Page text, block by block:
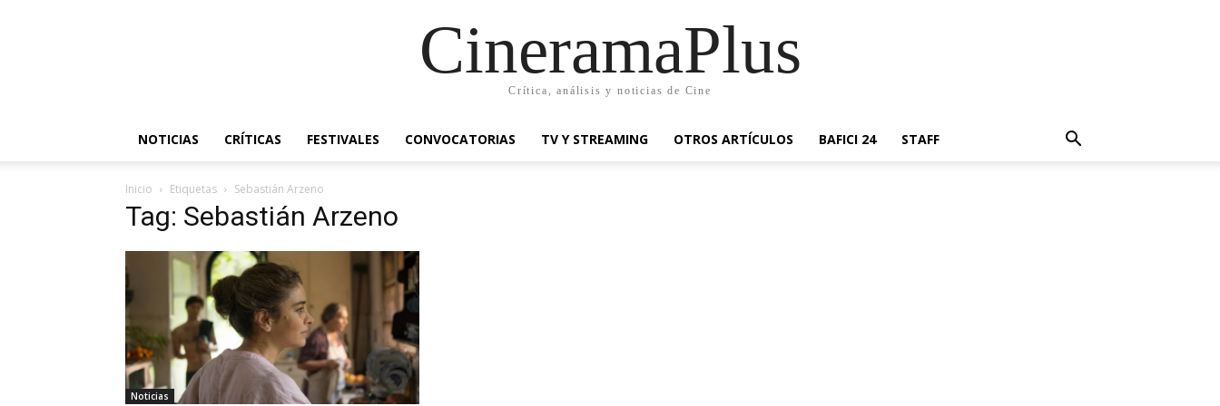
CineramaPlus
Crítica, análisis y noticias de Cine
NOTICIAS CRÍTICAS FESTIVALES CONVOCATORIAS TV Y STREAMING OTROS ARTÍCULOS BAFICI 24 STAFF
Inicio Etiquetas Sebastián Arzeno
Tag: Sebastián Arzeno
Noticias